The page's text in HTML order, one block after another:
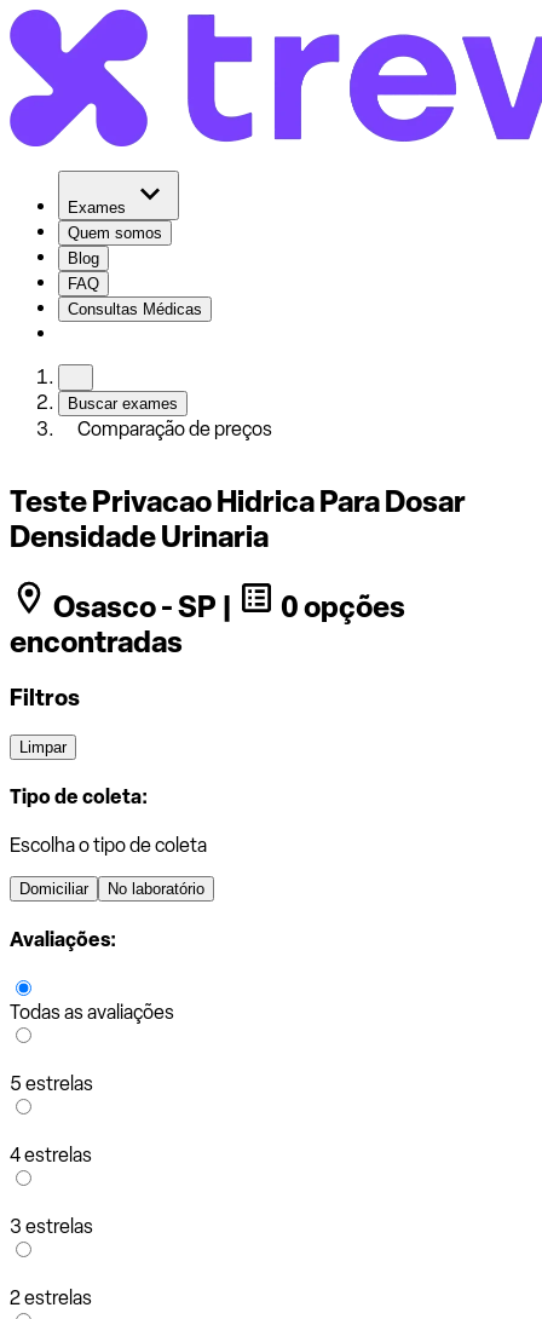
Exames
Quem somos
Blog
FAQ
Consultas Médicas
Buscar exames
Comparação de preços
Teste Privacao Hidrica Para Dosar
Densidade Urinaria
Osasco - SP |
0 opções
encontradas
Filtros
Limpar
Tipo de coleta:
Escolha o tipo de coleta
Domiciliar No laboratório
Avaliações:
Todas as avaliações
5 estrelas
4 estrelas
3 estrelas
2 estrelas